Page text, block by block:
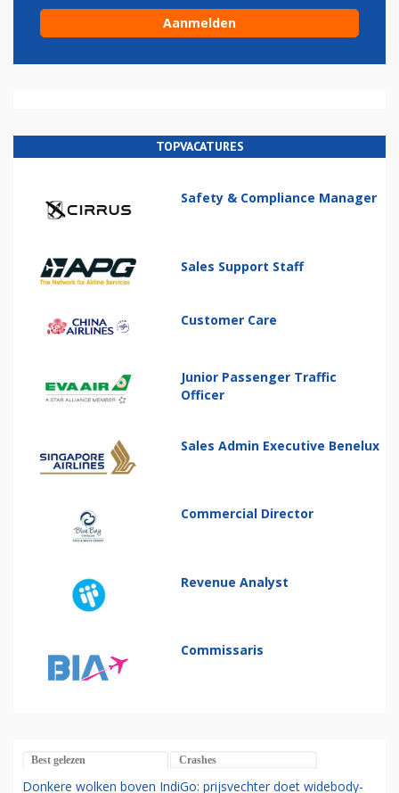
TOPVACATURES
Safety & Compliance Manager
Sales Support Staff
Customer Care
Junior Passenger Traffic
Officer
Sales Admin Executive Benelux
Commercial Director
Revenue Analyst
Commissaris
Best gelezen Crashes
Donkere wolken boven IndiGo: prijsvechter doet widebody-